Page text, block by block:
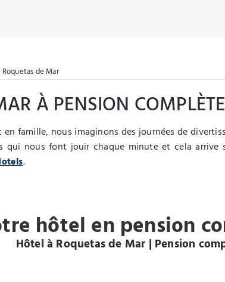
de Mar
À PENSION COMPLÈTE
en famille, nous imaginons des journées de
qui nous font jouir chaque minute et cela
.
hôtel en pension
Hôtel à Roquetas de Mar | Pension